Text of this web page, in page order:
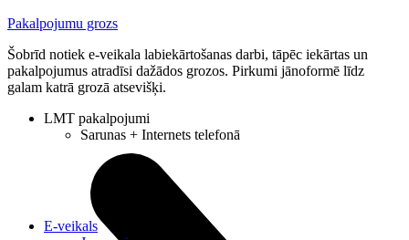
Pakalpojumu grozs
Šobrīd notiek e-veikala labiekārtošanas darbi, tāpēc iekārtas un
pakalpojumus atradīsi dažādos grozos. Pirkumi jānoformē līdz
galam katrā grozā atsevišķi.
LMT pakalpojumi
Sarunas + Internets telefonā
E-veikals